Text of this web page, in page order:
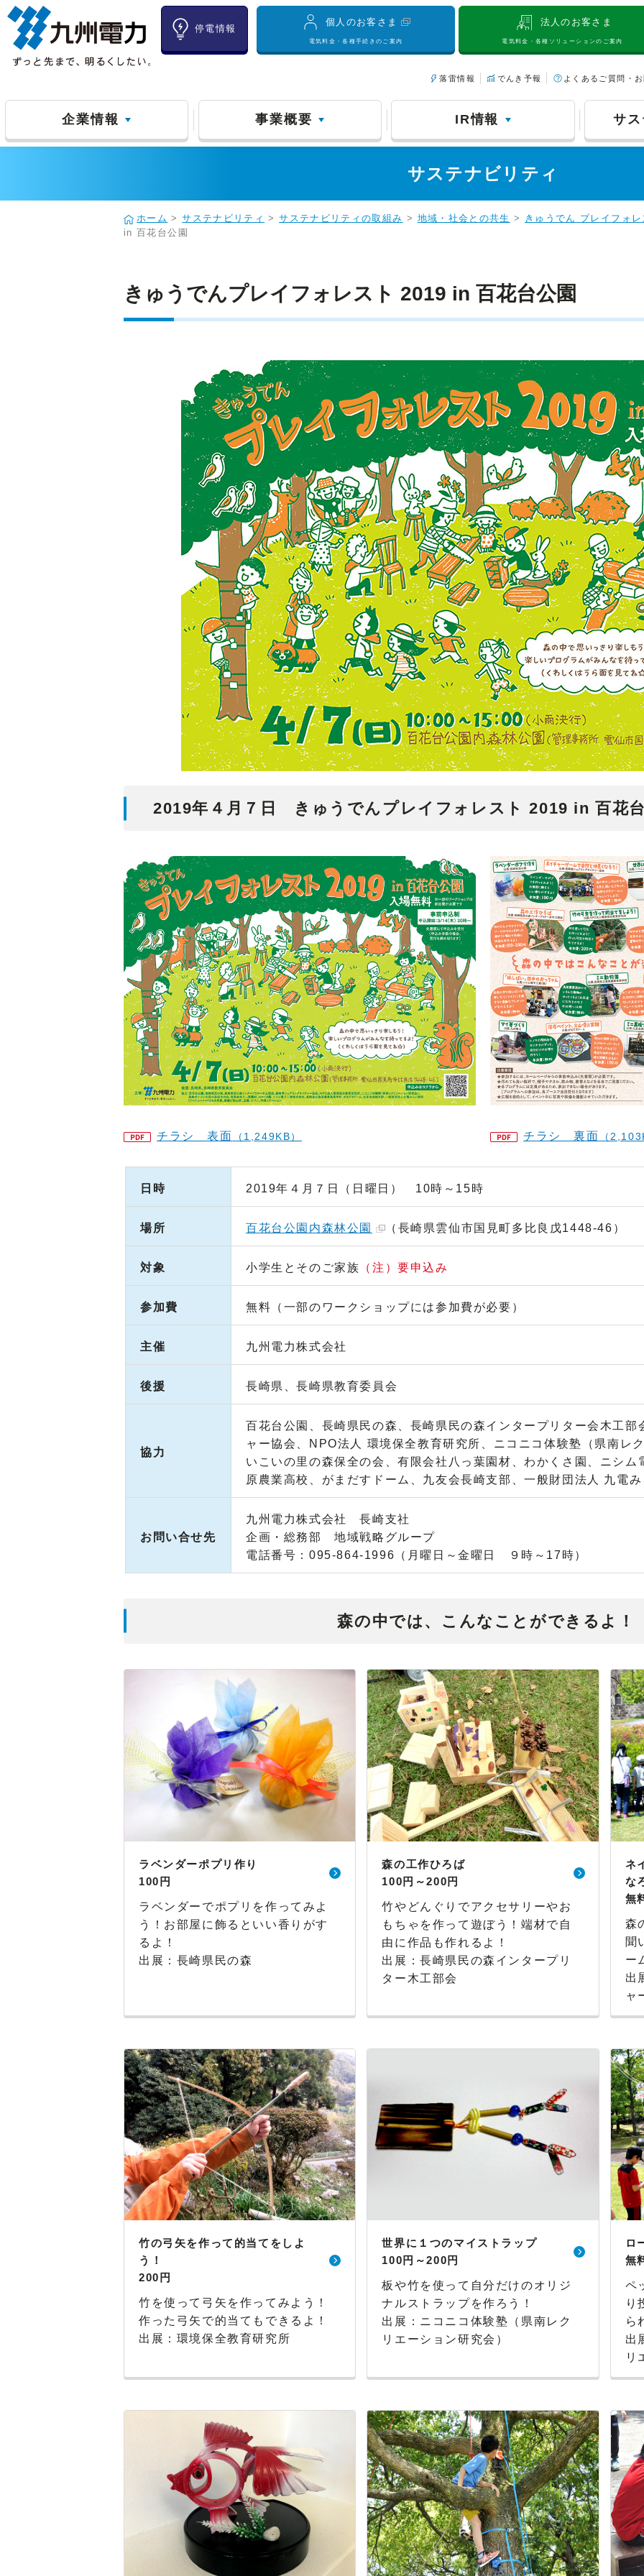
停電情報
個人のお客さま
電気料金・各種手続きのご案内
法人のお客さま
電気料金・各種ソリューションのご案内
落雷情報 でんき予報 よくあるご質問・
企業情報 事業概要 IR情報 サ
サステナビリティ
ホーム >サステナビリティ >サステナビリティの取組み > 地域・社会との共生 >
きゅうでん プレイフォレ
in 百花台公園
きゅうでんプレイフォレスト 2019 in 百花台公園
2019年４月７日 きゅうでんプレイフォレスト 2019 in 百花
チラシ 表面 （1,249KB） チラシ 裏面 （
日時 2019年４月７日（日曜日） 10時～15時
場所 百花台公園内森林公園 （長崎県雲仙市国見町多比良戊1448-46）
対象 小学生とそのご家族 （注）要申込み
参加費 無料（一部のワークショップには参加費が必要）
主催 九州電力株式会社
後援 長崎県、長崎県教育委員会
協力
百花台公園、長崎県民の森、長崎県民の森インタープリター会木工
ャー協会、NPO法人 環境保全教育研究所、ニコニコ体験塾（県南レ
いこいの里の森保全の会、有限会社八っ葉園材、わかくさ園、ニシ
原農業高校、がまだすドーム、九友会長崎支部、一般財団法人 九電
お問い合せ先
九州電力株式会社 長崎支社
企画・総務部 地域戦略グループ
電話番号：095-864-1996（月曜日～金曜日 ９時～17時）
森の中では、こんなことができるよ！
ラベンダーポプリ作り
100円
ラベンダーでポプリを作ってみよ
う！お部屋に飾るといい香りがす
るよ！
出展：長崎県民の森
森の工作ひろば
100円～200円
竹やどんぐりでアクセサリーやお
もちゃを作って遊ぼう！端材で自
由に作品も作れるよ！
出展：長崎県民の森インタープリ
ター木工部会
ネ
な
無
森
聞
ー
出
ャ
竹の弓矢を作って的当てをしよ
う！
200円
竹を使って弓矢を作ってみよう！
作った弓矢で的当てもできるよ！
出展：環境保全教育研究所
世界に１つのマイストラップ
100円～200円
板や竹を使って自分だけのオリジ
ナルストラップを作ろう！
出展：ニコニコ体験塾（県南レク
リエーション研究会）
ロ
無
ペ
り
ら
出
リ